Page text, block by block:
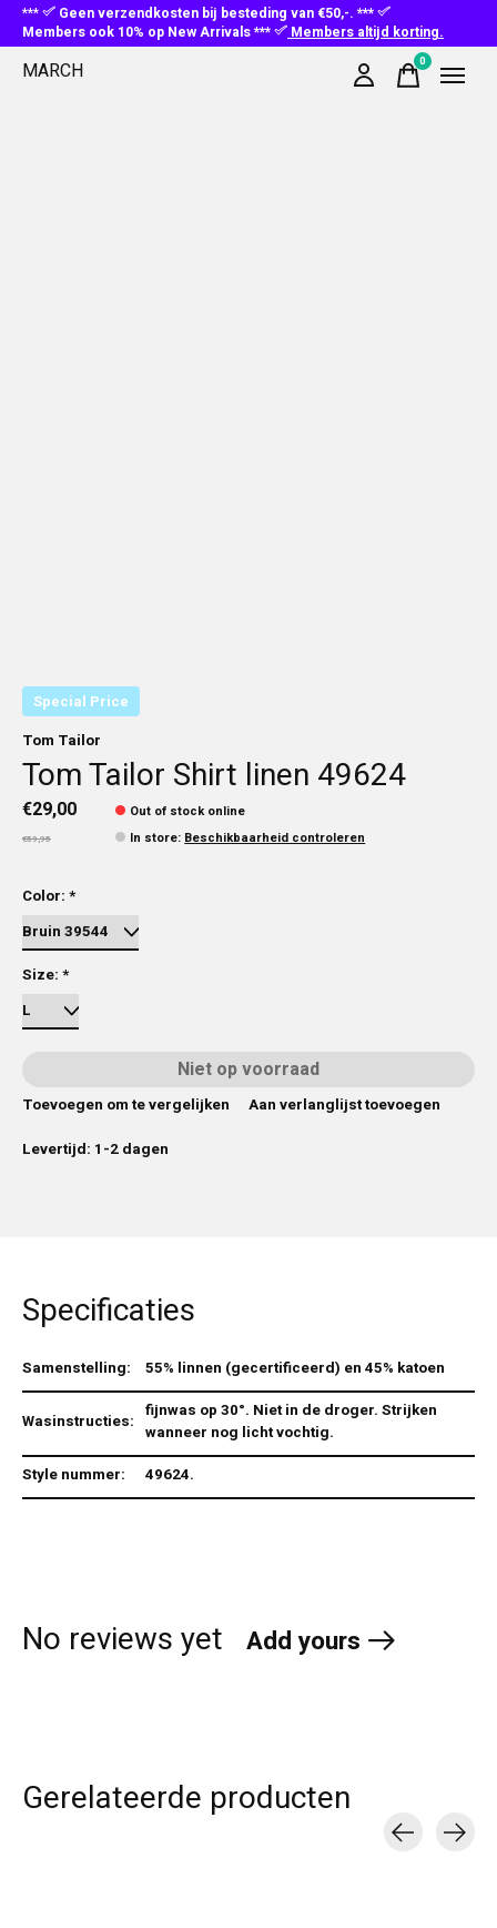
***
Geen verzendkosten bij besteding van €50,-. ***
Members ook 10% op New Arrivals ***
Members altijd korting.
MARCH 0items
Special Price
Tom Tailor
Tom Tailor Shirt linen 49624
€29,00
€59,95
Out of stock online
In store: Beschikbaarheid controleren
Color: *
Size: *
Niet op voorraad
Toevoegen om te vergelijken
Aan verlanglijst toevoegen
Levertijd: 1-2 dagen
Specificaties
Samenstelling: 55% linnen (gecertificeerd) en 45% katoen
Wasinstructies: fijnwas op 30°. Niet in de droger. Strijken
wanneer nog licht vochtig.
Style nummer:
49624.
No reviews yet Add yours
Gerelateerde producten